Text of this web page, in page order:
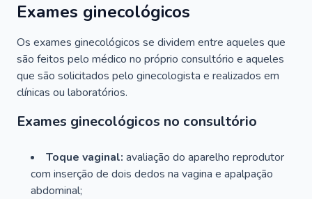
Exames ginecológicos
Os exames ginecológicos se dividem entre aqueles que
são feitos pelo médico no próprio consultório e aqueles
que são solicitados pelo ginecologista e realizados em
clínicas ou laboratórios.
Exames ginecológicos no consultório
Toque vaginal: avaliação do aparelho reprodutor
com inserção de dois dedos na vagina e apalpação
abdominal;